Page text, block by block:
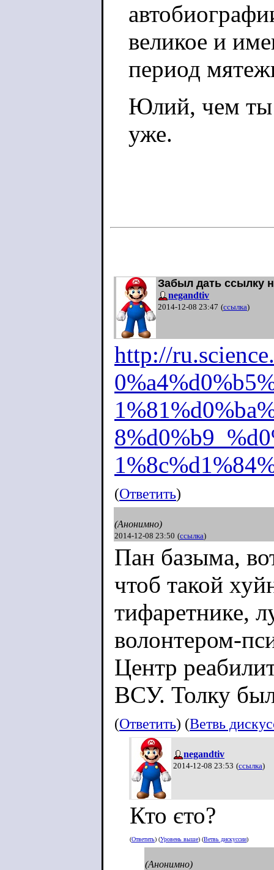
великое и
период
Юлий, чем ты
уже.
Забыл дать ссылку
negandtiv
2014-12-08 23:47 (ссылка)
http://
(Ответить)
(Анонимно)
2014-12-08 23:50 (ссылка)
Пан базыма,
чтоб такой
тифаретнике,
волонтером-
Центр
ВСУ. Толку
(Ответить) (Ветвь
negandtiv
2014-12-08 23:53 (ссылка)
Кто єто?
(Ответить) (Уровень выше) (Ветвь дискуссии)
(Анонимно)